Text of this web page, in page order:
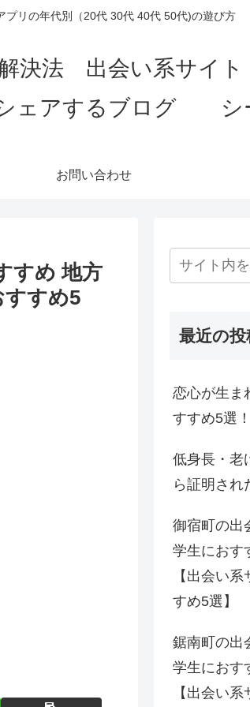
リの年代別（20代 30代 40代 50代)の遊び方
解決法 出会い系サイ
シェアするブログ シ
お問い合わせ
すめ 地方
すすめ5
最近の投
恋心が生ま
すすめ5選！
低身長・老
ら証明され
御宿町の出
学生におす
【出会い
すめ5選】
鋸南町の出
学生におす
【出会い